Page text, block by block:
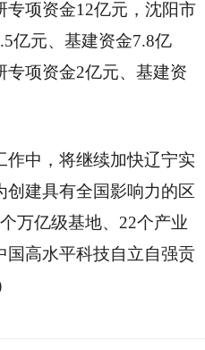
专项资金12亿元，沈阳市
亿元、基建资金7.8亿
专项资金2亿元、基建资
作中，将继续加快辽宁实
建具有全国影响力的区
万亿级基地、22个产业
国高水平科技自立自强贡